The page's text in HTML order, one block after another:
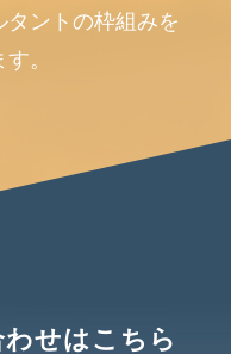
ントの枠組みを
。
せはこちら